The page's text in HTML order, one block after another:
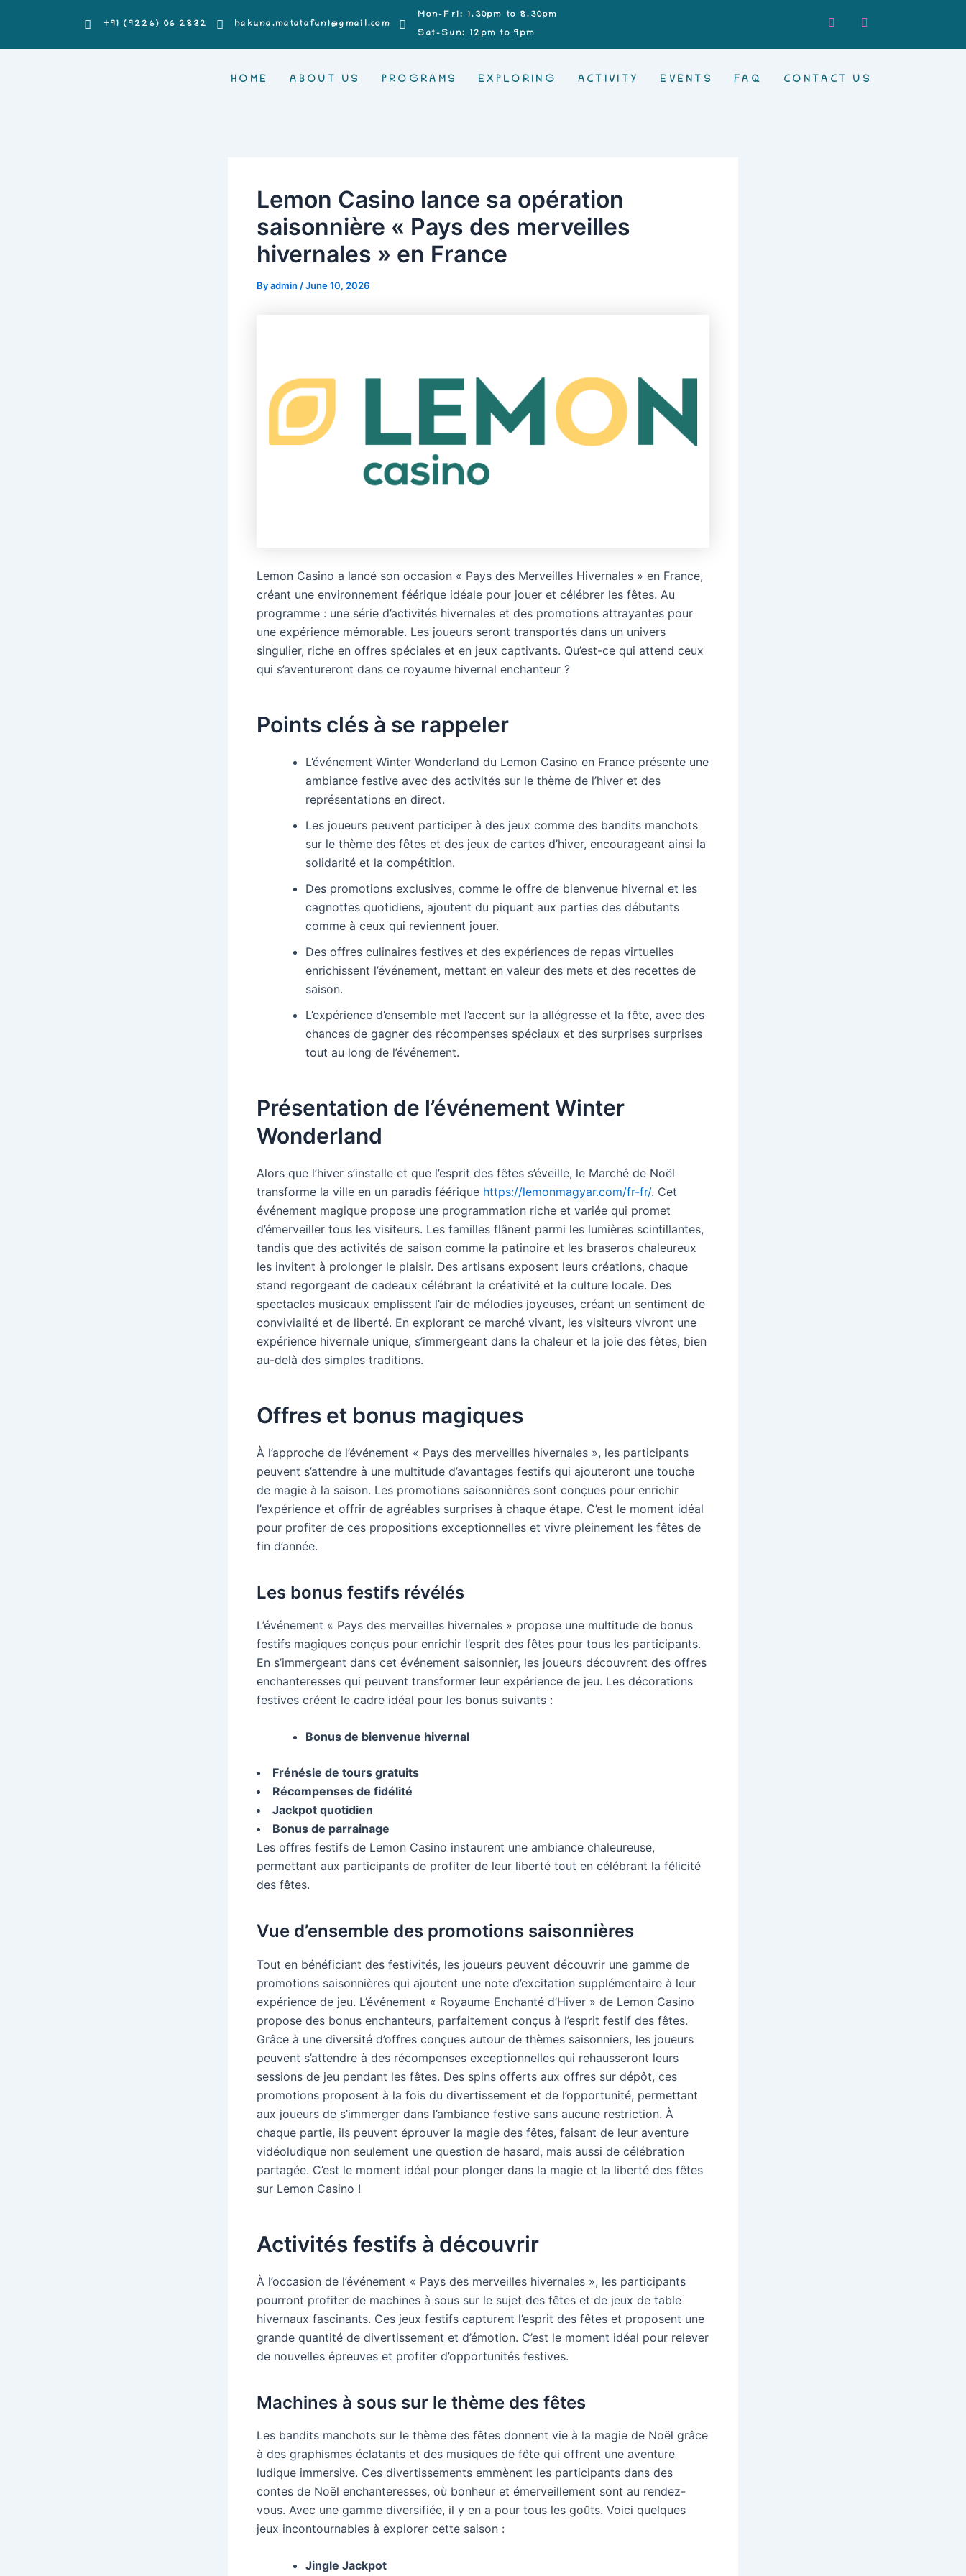
content
+91 (9226) 06 2832 hakuna.matatafun1@gmail.com
Mon-Fri: 1.30pm to 8.30pm
Sat-Sun: 12pm to 9pm
HOME ABOUT US PROGRAMS EXPLORING ACTIVITY EVENTS FAQ CONTACT US
Lemon Casino lance sa opération
saisonnière « Pays des merveilles
hivernales » en France
Byadmin /June 10, 2026
Lemon Casino a lancé son occasion « Pays des Merveilles Hivernales » en France,
créant une environnement féérique idéale pour jouer et célébrer les fêtes. Au
programme : une série d’activités hivernales et des promotions attrayantes pour
une expérience mémorable. Les joueurs seront transportés dans un univers
singulier, riche en offres spéciales et en jeux captivants. Qu’est-ce qui attend ceux
qui s’aventureront dans ce royaume hivernal enchanteur ?
Points clés à se rappeler
L’événement Winter Wonderland du Lemon Casino en France présente une
ambiance festive avec des activités sur le thème de l’hiver et des
représentations en direct.
Les joueurs peuvent participer à des jeux comme des bandits manchots
sur le thème des fêtes et des jeux de cartes d’hiver, encourageant ainsi la
solidarité et la compétition.
Des promotions exclusives, comme le offre de bienvenue hivernal et les
cagnottes quotidiens, ajoutent du piquant aux parties des débutants
comme à ceux qui reviennent jouer.
Des offres culinaires festives et des expériences de repas virtuelles
enrichissent l’événement, mettant en valeur des mets et des recettes de
saison.
L’expérience d’ensemble met l’accent sur la allégresse et la fête, avec des
chances de gagner des récompenses spéciaux et des surprises surprises
tout au long de l’événement.
Présentation de l’événement Winter
Wonderland
Alors que l’hiver s’installe et que l’esprit des fêtes s’éveille, le Marché de Noël
transforme la ville en un paradis féérique https://lemonmagyar.com/fr-fr/. Cet
événement magique propose une programmation riche et variée qui promet
d’émerveiller tous les visiteurs. Les familles flânent parmi les lumières scintillantes,
tandis que des activités de saison comme la patinoire et les braseros chaleureux
les invitent à prolonger le plaisir. Des artisans exposent leurs créations, chaque
stand regorgeant de cadeaux célébrant la créativité et la culture locale. Des
spectacles musicaux emplissent l’air de mélodies joyeuses, créant un sentiment de
convivialité et de liberté. En explorant ce marché vivant, les visiteurs vivront une
expérience hivernale unique, s’immergeant dans la chaleur et la joie des fêtes, bien
au-delà des simples traditions.
Offres et bonus magiques
À l’approche de l’événement « Pays des merveilles hivernales », les participants
peuvent s’attendre à une multitude d’avantages festifs qui ajouteront une touche
de magie à la saison. Les promotions saisonnières sont conçues pour enrichir
l’expérience et offrir de agréables surprises à chaque étape. C’est le moment idéal
pour profiter de ces propositions exceptionnelles et vivre pleinement les fêtes de
fin d’année.
Les bonus festifs révélés
L’événement « Pays des merveilles hivernales » propose une multitude de bonus
festifs magiques conçus pour enrichir l’esprit des fêtes pour tous les participants.
En s’immergeant dans cet événement saisonnier, les joueurs découvrent des offres
enchanteresses qui peuvent transformer leur expérience de jeu. Les décorations
festives créent le cadre idéal pour les bonus suivants :
Bonus de bienvenue hivernal
Frénésie de tours gratuits
Récompenses de fidélité
Jackpot quotidien
Bonus de parrainage
Les offres festifs de Lemon Casino instaurent une ambiance chaleureuse,
permettant aux participants de profiter de leur liberté tout en célébrant la félicité
des fêtes.
Vue d’ensemble des promotions saisonnières
Tout en bénéficiant des festivités, les joueurs peuvent découvrir une gamme de
promotions saisonnières qui ajoutent une note d’excitation supplémentaire à leur
expérience de jeu. L’événement « Royaume Enchanté d’Hiver » de Lemon Casino
propose des bonus enchanteurs, parfaitement conçus à l’esprit festif des fêtes.
Grâce à une diversité d’offres conçues autour de thèmes saisonniers, les joueurs
peuvent s’attendre à des récompenses exceptionnelles qui rehausseront leurs
sessions de jeu pendant les fêtes. Des spins offerts aux offres sur dépôt, ces
promotions proposent à la fois du divertissement et de l’opportunité, permettant
aux joueurs de s’immerger dans l’ambiance festive sans aucune restriction. À
chaque partie, ils peuvent éprouver la magie des fêtes, faisant de leur aventure
vidéoludique non seulement une question de hasard, mais aussi de célébration
partagée. C’est le moment idéal pour plonger dans la magie et la liberté des fêtes
sur Lemon Casino !
Activités festifs à découvrir
À l’occasion de l’événement « Pays des merveilles hivernales », les participants
pourront profiter de machines à sous sur le sujet des fêtes et de jeux de table
hivernaux fascinants. Ces jeux festifs capturent l’esprit des fêtes et proposent une
grande quantité de divertissement et d’émotion. C’est le moment idéal pour relever
de nouvelles épreuves et profiter d’opportunités festives.
Machines à sous sur le thème des fêtes
Les bandits manchots sur le thème des fêtes donnent vie à la magie de Noël grâce
à des graphismes éclatants et des musiques de fête qui offrent une aventure
ludique immersive. Ces divertissements emmènent les participants dans des
contes de Noël enchanteresses, où bonheur et émerveillement sont au rendez-
vous. Avec une gamme diversifiée, il y en a pour tous les goûts. Voici quelques
jeux incontournables à explorer cette saison :
Jingle Jackpot
navigation